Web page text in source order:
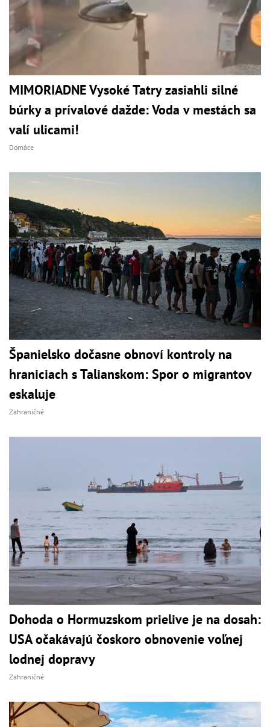
MIMORIADNE Vysoké Tatry zasiahli silné
búrky a prívalové dažde: Voda v mestách sa
valí ulicami!
Domáce
Španielsko dočasne obnoví kontroly na
hraniciach s Talianskom: Spor o migrantov
eskaluje
Zahraničné
Dohoda o Hormuzskom prielive je na dosah:
USA očakávajú čoskoro obnovenie voľnej
lodnej dopravy
Zahraničné